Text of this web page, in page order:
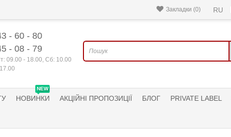
RU
Закладки (0)
- 60 - 80
- 08 - 79
09.00 - 18.00, Сб: 10.00
NEW
НОВИНКИ АКЦІЙНІ ПРОПОЗИЦІЇ БЛОГ PRIVATE LABEL